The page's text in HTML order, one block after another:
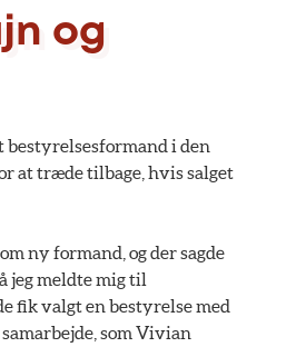
og
bestyrelsesformand i den
at træde tilbage, hvis salget
ny formand, og der sagde
jeg meldte mig til
fik valgt en bestyrelse med
som Vivian